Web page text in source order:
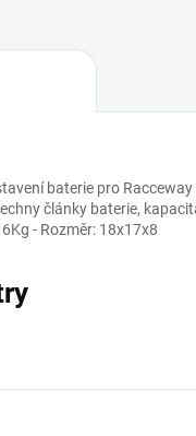
baterie pro Racceway
články baterie,
- Rozměr: 18x17x8